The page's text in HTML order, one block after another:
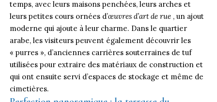
temps, avec leurs maisons penchées, leurs arches et
leurs petites cours ornées d’œuvres d’art de rue , un ajout
moderne qui ajoute à leur charme. Dans le quartier
arabe, les visiteurs peuvent également découvrir les
« purres », d’anciennes carrières souterraines de tuf
utilisées pour extraire des matériaux de construction et
qui ont ensuite servi d’espaces de stockage et même de
cimetières.